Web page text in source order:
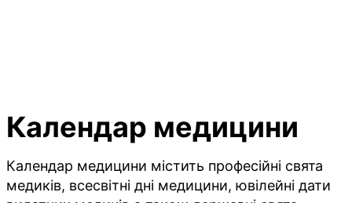
Календар медицини
Календар медицини містить професійні свята
медиків, всесвітні дні медицини, ювілейні дати